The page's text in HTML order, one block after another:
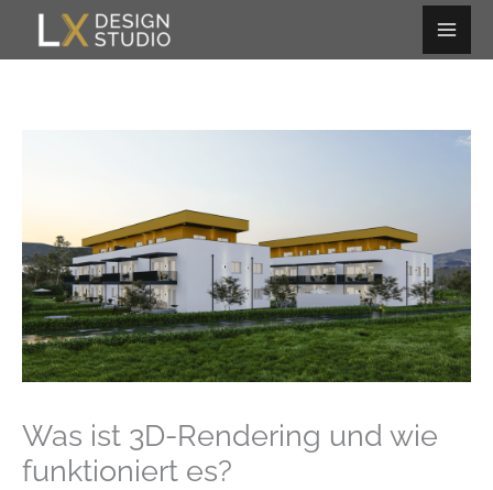
Inhalt
Was ist 3D-Rendering und wie
funktioniert es?